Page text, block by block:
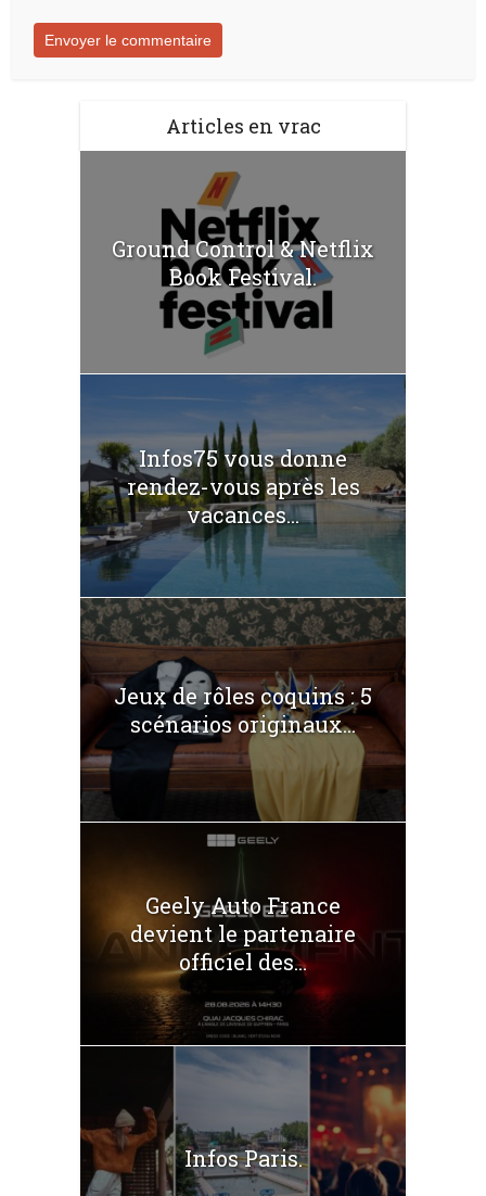
Articles en vrac
Ground Control & Netflix
Book Festival.
Infos75 vous donne
rendez-vous après les
vacances...
Jeux de rôles coquins : 5
scénarios originaux...
Geely Auto France
devient le partenaire
officiel des...
Infos Paris.